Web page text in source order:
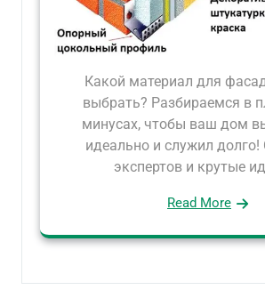
Какой материал для
выбрать? Разбираемся в
минусах, чтобы ваш дом
идеально и служил долго!
экспертов и крутые
Read More